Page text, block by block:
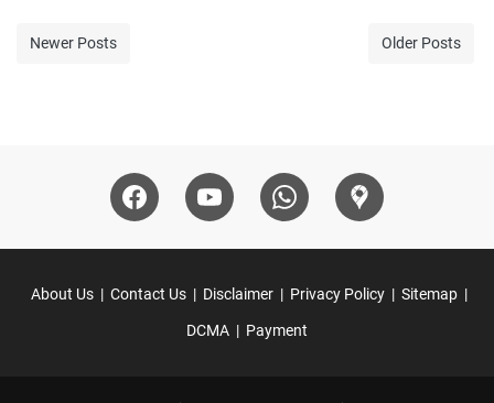
Newer Posts Older Posts
About Us Contact Us Disclaimer Privacy Policy Sitemap
DCMA Payment